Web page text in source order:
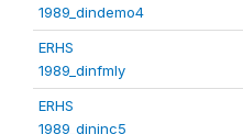
1989_dindemo4
ERHS
1989_dinfmly
ERHS
1989_dininc5